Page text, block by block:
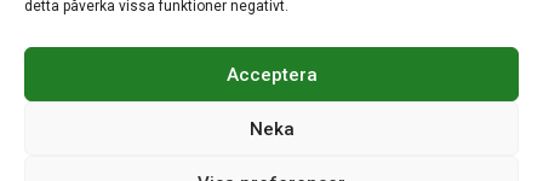
detta påverka vissa funktioner negativt.
Acceptera
Neka
Fre. 09.00-15.00
© Akiab kontorsinredning & fastigheter | Org.nr: 559068-